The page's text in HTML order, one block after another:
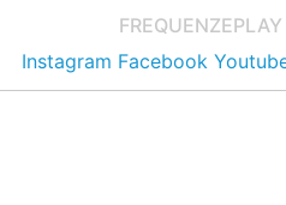
FREQUENZE
Instagram Facebook